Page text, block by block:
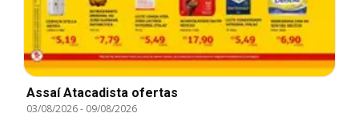
Assaí Atacadista ofertas
03/08/2026- 09/08/2026